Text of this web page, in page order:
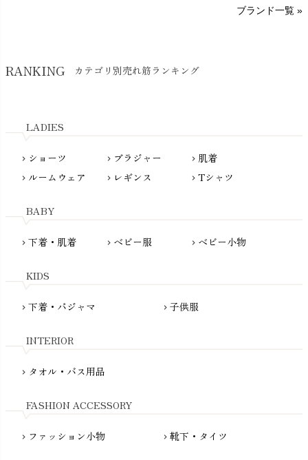
生活アートクラブ
nanadecor（ナナデェコール）
PeopleTree（ピープルツリー）
PRISTINE（プリスティン）
fromF（フロムエフ）
Lovingly Organics（ラビングリー）
Madame MO（マダムモー）
maggies（マギーズ）
MATONA（マトナ）
mini rodini（ミニロディーニ）
My Little Cozmo（マイリトルコズモ）
NATURAPURA（ナチュラプラ）
NewNative（ニューネイティブ）
ブランド一覧 »
RANKING カテゴリ別売れ筋ランキング
LADIES
chevron_right ショーツ chevron_right ブラジャー chevron_right 肌着
chevron_right ルームウェア chevron_right レギンス chevron_rightTシャツ
BABY
chevron_right 下着・肌着 chevron_right ベビー服 chevron_right ベビー小物
KIDS
chevron_right 下着・パジャマ chevron_right 子供服
INTERIOR
chevron_right タオル・バス用品
FASHION ACCESSORY
chevron_right ファッション小物 chevron_right 靴下・タイツ